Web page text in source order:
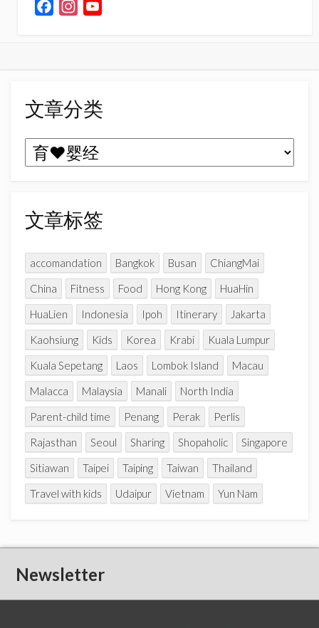
o
o
k
r
a
m
C
n
文章分类
文
章
类
文章标签
accomandation Bangkok Busan
ChiangMai
China
Fitness Food Hong Kong
HuaHin
HuaLien
Indonesia Ipoh Itinerary
Jakarta
Kaohsiung
Kids Korea Krabi
Kuala Lumpur
Kuala Sepetang
Laos Lombok Island
Macau
Malacca
Malaysia Manali
North India
Parent-child time
Penang Perak
Perlis
Rajasthan
Seoul Sharing Shopaholic
Singapore
Sitiawan
Taipei Taiping Taiwan
Thailand
Travel with kids
Udaipur Vietnam Yun Nam
Newsletter